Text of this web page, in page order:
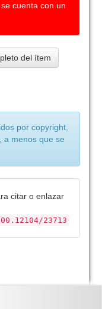
cuenta con un
del ítem
por copyright,
a menos que se
citar o enlazar
23713